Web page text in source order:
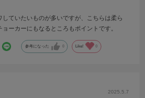
していたいものが多いですが、こちらは柔ら
ーカーにもなるところもポイントです。
参考になった 0 Like! 0
2025.5.7